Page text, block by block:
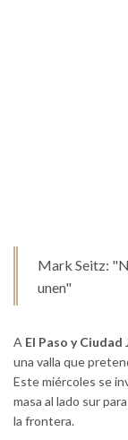
Mark Seitz:
unen"
A El Paso y Ciudad
una valla que
Este miércoles se
masa al lado sur
la frontera.